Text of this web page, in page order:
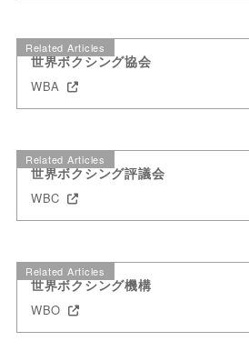
Related Articles
世界ボクシング協会
WBA
Related Articles
世界ボクシング評議会
WBC
Related Articles
世界ボクシング機構
WBO